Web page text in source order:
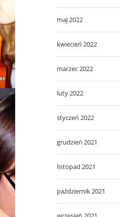
maj 2022
kwiecień 2022
marzec 2022
luty 2022
styczeń 2022
grudzień 2021
listopad 2021
październik 2021